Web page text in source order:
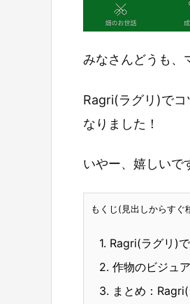
みなさんどうも、
Ragri(ラグリ)で
なりました！
いやー、嬉しいで
もくじ(見出しからすぐ
1. Ragri(ラグリ)
2. 作物のビジュ
3. まとめ：